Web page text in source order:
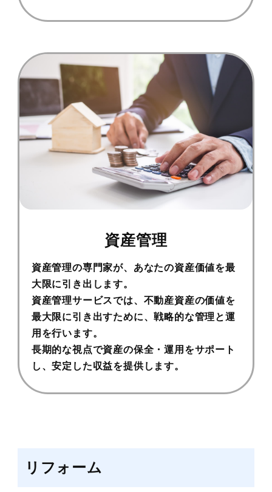
資産管理
資産管理の専門家が、あなたの資産価値を最
大限に引き出します。
資産管理サービスでは、不動産資産の価値を
最大限に引き出すために、戦略的な管理と運
用を行います。
長期的な視点で資産の保全・運用をサポート
し、安定した収益を提供します。
リフォーム